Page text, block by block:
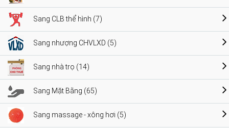
Sang CLB thể hình (7)
Sang nhượng CHVLXD (5)
Sang nhà trọ (14)
Sang Mặt Bằng (65)
Sang massage - xông hơi (5)